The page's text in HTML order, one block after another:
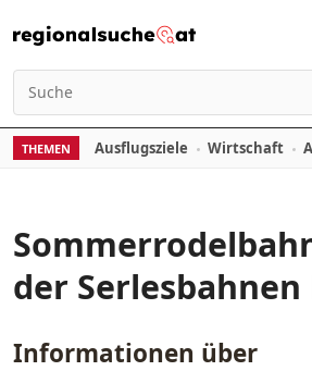
Suchen nach:
THEMEN Ausflugsziele Wirtschaft
der
Informationen über